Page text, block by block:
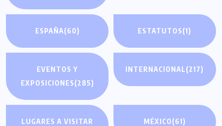
ESPAÑA(60) ESTATUTOS(1)
EVENTOS Y
EXPOSICIONES(285)
INTERNACIONAL(217)
LUGARES A VISITAR
MÉXICO(61)